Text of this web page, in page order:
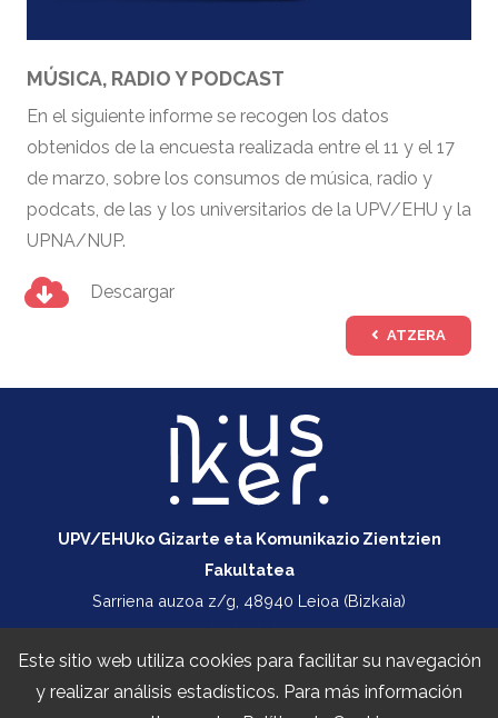
MÚSICA, RADIO Y PODCAST
En el siguiente informe se recogen los datos
obtenidos de la encuesta realizada entre el 11 y el 17
de marzo, sobre los consumos de música, radio y
podcats, de las y los universitarios de la UPV/EHU y la
UPNA/NUP.
Descargar
ATZERA
UPV/EHUko Gizarte eta Komunikazio Zientzien
Fakultatea
Sarriena auzoa z/g, 48940 Leioa (Bizkaia)
+34 747 414 355
ikusiker@ehu.eus
Este sitio web utiliza cookies para facilitar su navegación
y realizar análisis estadísticos. Para más información